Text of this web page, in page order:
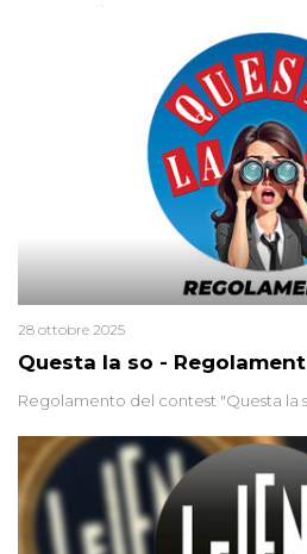
minuscola su una collanina, Monica
2015 un’altra donna confessa lo
colpevoli per un solo omicidio: errore
Questa la so -
28 ottobre 2025
Regolamento del contest "Questa la